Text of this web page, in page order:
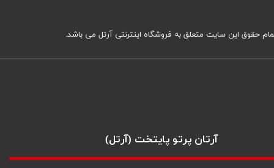
حقوق این سایت متعلق به فروشگاه اینترنتی آرتل می باشد.
​آرتان پرتو پایتخت (آرتل)